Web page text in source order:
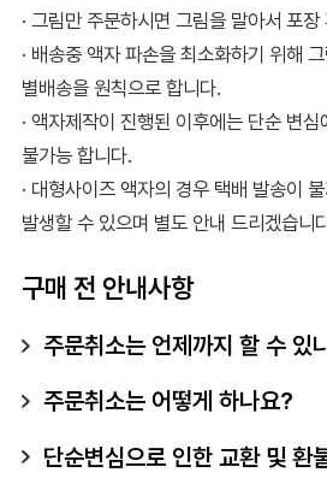
· 그림만 주문하시면 그림을 말아서 포
· 배송중 액자 파손을 최소화하기 위해
별배송을 원칙으로 합니다.
· 액자제작이 진행된 이후에는 단순 변
불가능 합니다.
· 대형사이즈 액자의 경우 택배 발송이
발생할 수 있으며 별도 안내 드리겠습니
구매 전 안내사항
주문취소는 언제까지 할 수 있
주문취소는 어떻게 하나요?
단순변심으로 인한 교환 및 환